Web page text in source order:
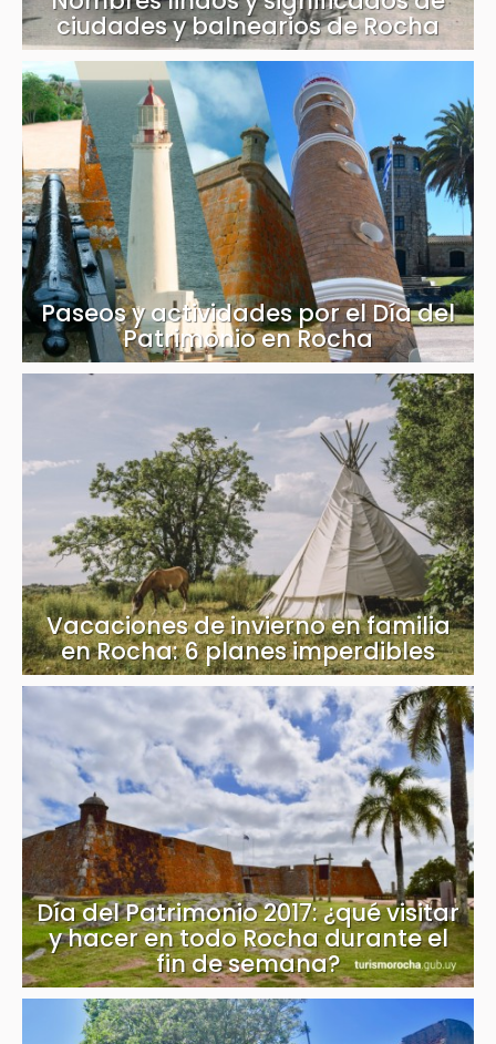
ciudades y balnearios de Rocha
Paseos y actividades por el Día del
Patrimonio en Rocha
Vacaciones de invierno en familia
en Rocha: 6 planes imperdibles
Día del Patrimonio 2017: ¿qué visitar
y hacer en todo Rocha durante el
fin de semana?